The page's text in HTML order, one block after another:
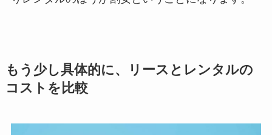
もう少し具体的に、リースとレンタルの
コストを比較